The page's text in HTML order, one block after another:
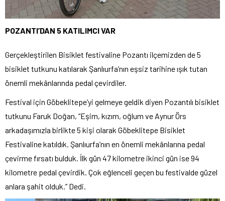
POZANTI’DAN 5 KATILIMCI VAR
Gerçekleştirilen Bisiklet festivaline Pozantı ilçemizden de 5
bisiklet tutkunu katılarak Şanlıurfa’nın eşsiz tarihine ışık tutan
önemli mekânlarında pedal çevirdiler.
Festival için Göbeklitepe’yi gelmeye geldik diyen Pozantılı bisiklet
tutkunu Faruk Doğan, “Eşim, kızım, oğlum ve Aynur Örs
arkadaşımızla birlikte 5 kişi olarak Göbeklitepe Bisiklet
Festivaline katıldık. Şanlıurfa’nın en önemli mekânlarına pedal
çevirme fırsatı bulduk. İlk gün 47 kilometre ikinci gün ise 94
kilometre pedal çevirdik. Çok eğlenceli geçen bu festivalde güzel
anlara şahit olduk.” Dedi.